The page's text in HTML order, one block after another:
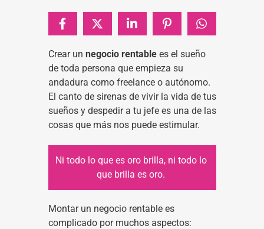
Crear un negocio rentablees el sueño
de toda persona que empieza su
andadura como freelance o autónomo.
El canto de sirenas de vivir la vida de tus
sueños y despedir a tu jefe es una de las
cosas que más nos puede estimular.
Ni todo lo que es oro brilla, ni todo lo
que brilla es oro.
Montar un negocio rentable es
complicado por muchos aspectos: